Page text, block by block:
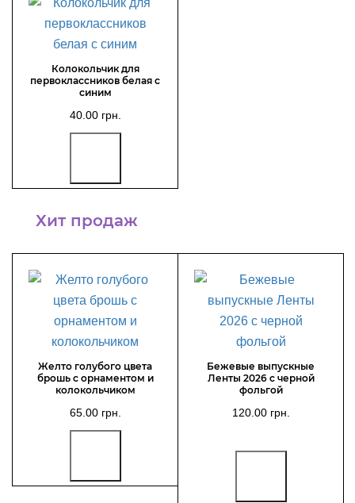
Колокольчик для
первоклассников белая с
синим
40.00 грн.
Хит продаж
Желто голубого цвета
брошь с орнаментом и
колокольчиком
65.00 грн.
Бежевые выпускные
Ленты 2026 с черной
фольгой
120.00 грн.